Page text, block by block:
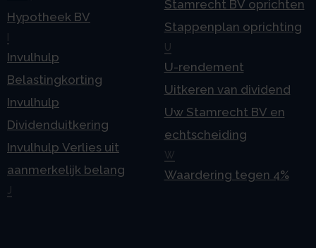
Hypotheek BV
Invulhulp
Belastingkorting
Invulhulp
Dividenduitkering
Invulhulp Verlies uit
aanmerkelijk belang
Stamrecht BV oprichten
Stappenplan oprichting
U
U-rendement
Uitkeren van dividend
Uw Stamrecht BV en
echtscheiding
W
Waardering tegen 4%